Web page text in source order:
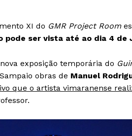
XI do GMR Project Room
pode ser vista até ao dia 4
exposição temporária do
obras de Manuel
que o artista vimaranense